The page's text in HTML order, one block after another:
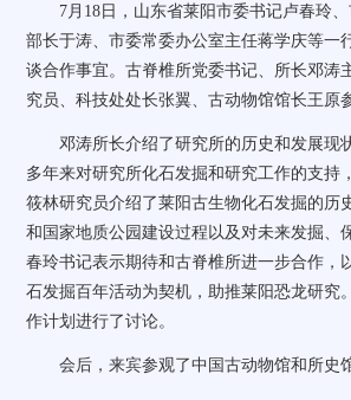
7月 18 日，山东省莱阳市委书记卢春玲
部长于涛、市委常委办公室主任蒋学庆等一
谈合作事宜。古脊椎所党委书记、所长邓涛
究员、科技处处长张翼、古动物馆馆长王原
邓涛所长介绍了研究所的历史和发展现
多年来对研究所化石发掘和研究工作的支持
筱林研究员介绍了莱阳古生物化石发掘的历
和国家地质公园建设过程以及对未来发掘、
春玲书记表示期待和古脊椎所进一步合作，
石发掘百年活动为契机，助推莱阳恐龙研究
作计划进行了讨论。
会后，来宾参观了中国古动物馆和所史